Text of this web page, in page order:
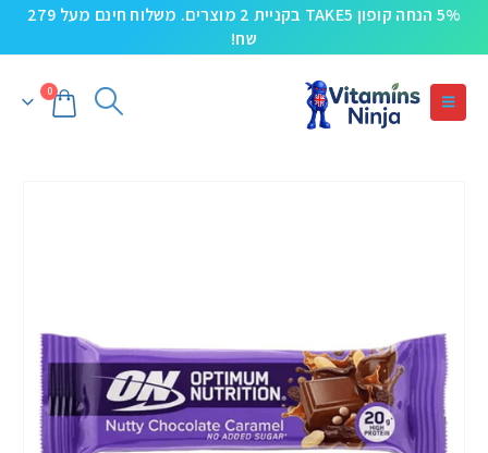
5% הנחה קופון TAKE5 בקניית 2 מוצרים. משלוח חינם מעל 279
שח!
0